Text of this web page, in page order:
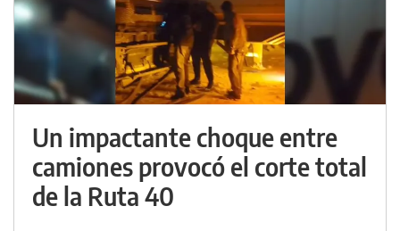
Un impactante choque entre
camiones provocó el corte total
de la Ruta 40